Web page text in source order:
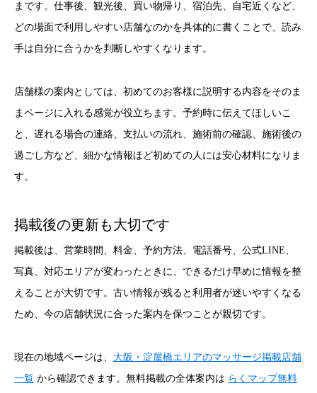
まです。仕事後、観光後、買い物帰り、宿泊先、自宅近くなど、
どの場面で利用しやすい店舗なのかを具体的に書くことで、読み
手は自分に合うかを判断しやすくなります。
店舗様の案内としては、初めてのお客様に説明する内容をそのま
まページに入れる感覚が役立ちます。予約時に伝えてほしいこ
と、遅れる場合の連絡、支払いの流れ、施術前の確認、施術後の
過ごし方など、細かな情報ほど初めての人には安心材料になりま
す。
掲載後の更新も大切です
掲載後は、営業時間、料金、予約方法、電話番号、公式LINE、
写真、対応エリアが変わったときに、できるだけ早めに情報を整
えることが大切です。古い情報が残ると利用者が迷いやすくなる
ため、今の店舗状況に合った案内を保つことが親切です。
現在の地域ページは、 大阪・淀屋橋エリアのマッサージ掲載店舗
一覧 から確認できます。無料掲載の全体案内は らくマップ無料